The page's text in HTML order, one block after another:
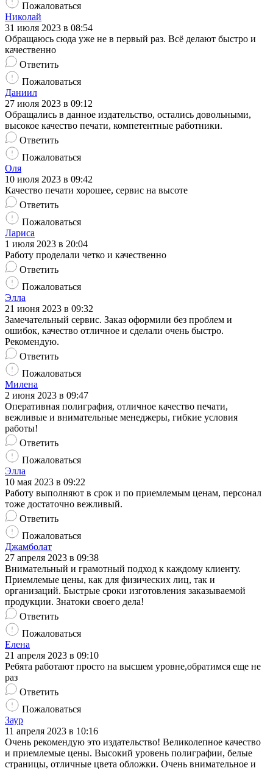
Пожаловаться
Николай
31 июля 2023 в 08:54
Обращаюсь сюда уже не в первый раз. Всё делают быстро и
качественно
Ответить
Пожаловаться
Даниил
27 июля 2023 в 09:12
Обращались в данное издательство, остались довольными,
высокое качество печати, компетентные работники.
Ответить
Пожаловаться
Оля
10 июля 2023 в 09:42
Качество печати хорошее, сервис на высоте
Ответить
Пожаловаться
Лариса
1 июля 2023 в 20:04
Работу проделали четко и качественно
Ответить
Пожаловаться
Элла
21 июня 2023 в 09:32
Замечательный сервис. Заказ оформили без проблем и
ошибок, качество отличное и сделали очень быстро.
Рекомендую.
Ответить
Пожаловаться
Милена
2 июня 2023 в 09:47
Оперативная полиграфия, отличное качество печати,
вежливые и внимательные менеджеры, гибкие условия
работы!
Ответить
Пожаловаться
Элла
10 мая 2023 в 09:22
Работу выполняют в срок и по приемлемым ценам, персонал
тоже достаточно вежливый.
Ответить
Пожаловаться
Джамболат
27 апреля 2023 в 09:38
Внимательный и грамотный подход к каждому клиенту.
Приемлемые цены, как для физических лиц, так и
организаций. Быстрые сроки изготовления заказываемой
продукции. Знатоки своего дела!
Ответить
Пожаловаться
Елена
21 апреля 2023 в 09:10
Ребята работают просто на высшем уровне,обратимся еще не
раз
Ответить
Пожаловаться
Заур
11 апреля 2023 в 10:16
Очень рекомендую это издательство! Великолепное качество
и приемлемые цены. Высокий уровень полиграфии, белые
страницы, отличные цвета обложки. Очень внимательное и